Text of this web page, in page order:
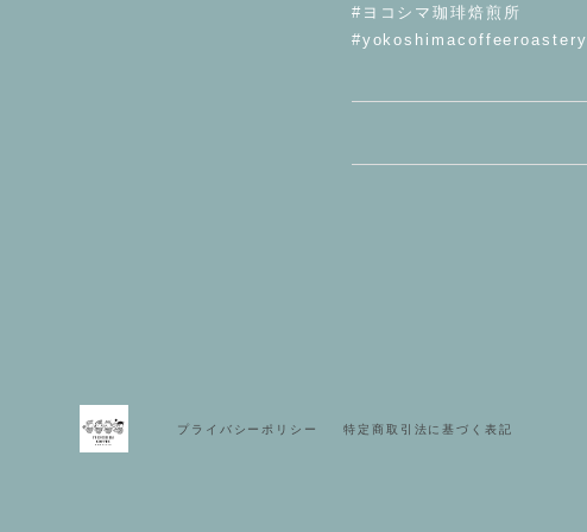
#ヨコシマ珈琲焙煎所
#yokoshimacoffeeroastery
プライバシーポリシー 特定商取引法に基づく表記